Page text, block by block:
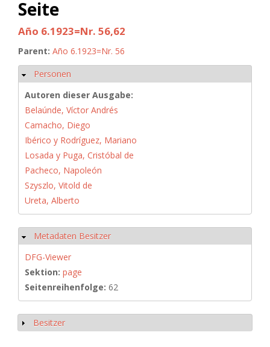
Seite
Año 6.1923=Nr. 56,62
Parent: Año 6.1923=Nr. 56
Ausblenden
Personen
Autoren dieser Ausgabe:
Belaúnde, Víctor Andrés
Camacho, Diego
Ibérico y Rodríguez, Mariano
Losada y Puga, Cristóbal de
Pacheco, Napoleón
Szyszlo, Vitold de
Ureta, Alberto
Ausblenden
Metadaten Besitzer
DFG-Viewer
Sektion: page
Seitenreihenfolge: 62
Anzeigen
Besitzer